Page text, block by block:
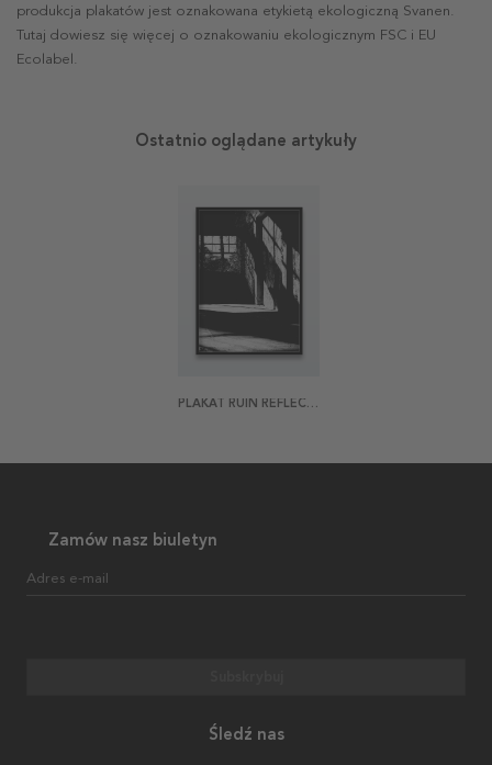
produkcja plakatów jest oznakowana etykietą ekologiczną Svanen.
Tutaj dowiesz się więcej o oznakowaniu ekologicznym FSC i EU
Ecolabel.
Ostatnio oglądane artykuły
PLAKAT RUIN REFLECTION
Zamów nasz biuletyn
Adres e-mail
Śledź nas